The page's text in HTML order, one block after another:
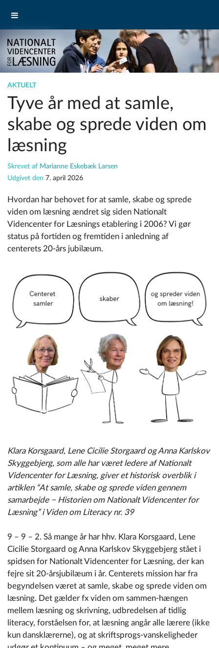
AKTUELT
Tyve år med at samle,
skabe og sprede viden om
læsning
Skrevet af Marianne Eskebæk Larsen
Udgivet den 7. april 2026
Hvordan har behovet for at samle, skabe og sprede
viden om læsning ændret sig siden Nationalt
Videncenter for Læsnings etablering i 2006? Vi gør
status på fortiden og fremtiden i anledning af
centerets 20-års jubilæum.
Klara Korsgaard, Lene Cicilie Storgaard og Anna Karlskov
Skyggebjerg, som alle har været ledere af Nationalt
Videncenter for Læsning, giver et historisk overblik i
artiklen “At samle, skabe og sprede viden gennem
samarbejde − Historien om Nationalt Videncenter for
Læsning” i Viden om Literacynr. 39
9 – 9 – 2. Så mange år har hhv. Klara Korsgaard, Lene
Cicilie Storgaard og Anna Karlskov Skyggebjerg stået i
spidsen for Nationalt Videncenter for Læsning, der kan
fejre sit 20-årsjubilæum i år. Centerets mission har fra
begyndelsen været at samle, skabe og sprede viden om
læsning. Det gælder fx viden om sammen-hængen
mellem læsning og skrivning, udbredelsen af tidlig
literacy, forståelsen for, at læsning angår alle lærere (ikke
kun dansklærerne), og at skriftsprogs-vanskeligheder